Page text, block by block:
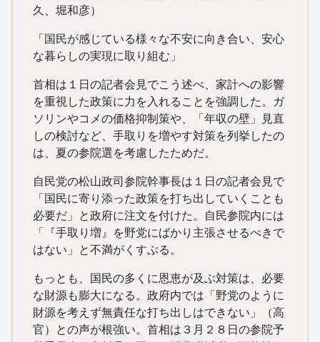
久、堀和彦）
「国民が感じている様々な不安に向き合い、安心
な暮らしの実現に取り組む」
首相は１日の記者会見でこう述べ、家計への影響
を重視した政策に力を入れることを強調した。ガ
ソリンやコメの価格抑制策や、「年収の壁」見直
しの検討など、手取りを増やす対策を列挙したの
は、夏の参院選を考慮したためだ。
自民党の松山政司参院幹事長は１日の記者会見で
「国民に寄り添った政策を打ち出していくことも
必要だ」と政府に注文を付けた。自民参院内には
「『手取り増』を野党にばかり主張させるべきで
はない」と不満がくすぶる。
もっとも、国民の多くに恩恵が及ぶ対策は、必要
な財源も膨大になる。政府内では「野党のように
財源を考えず無責任な打ち出しはできない」（高
官）との声が根強い。首相は３月２８日の参院予